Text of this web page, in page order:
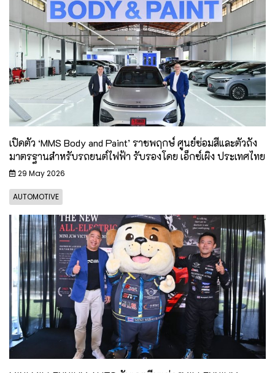
เปิดตัว ‘MMS Body and Paint’ ราชพฤกษ์ ศูนย์ซ่อมสีและตัวถัง
มาตรฐานสำหรับรถยนต์ไฟฟ้า รับรองโดย เอ็กซ์เผิง ประเทศไทย
29 May 2026
AUTOMOTIVE